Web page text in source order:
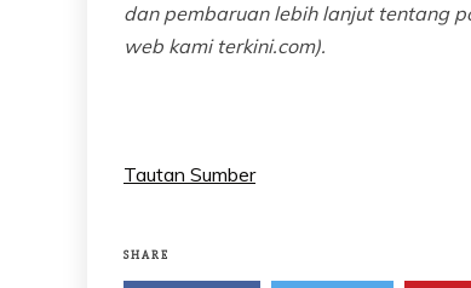
dan pembaruan lebih lanjut tentang
web kami terkini.com).
Tautan Sumber
SHARE